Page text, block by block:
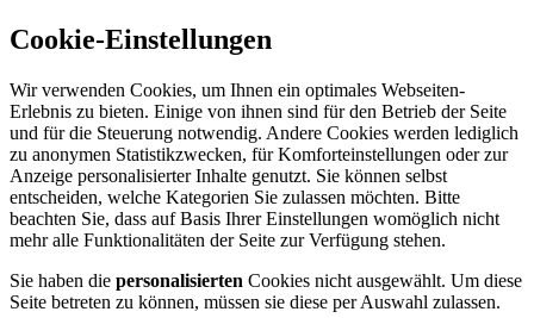
Cookie-Einstellungen
Wir verwenden Cookies, um Ihnen ein optimales Webseiten-
Erlebnis zu bieten. Einige von ihnen sind für den Betrieb der Seite
und für die Steuerung notwendig. Andere Cookies werden lediglich
zu anonymen Statistikzwecken, für Komforteinstellungen oder zur
Anzeige personalisierter Inhalte genutzt. Sie können selbst
entscheiden, welche Kategorien Sie zulassen möchten. Bitte
beachten Sie, dass auf Basis Ihrer Einstellungen womöglich nicht
mehr alle Funktionalitäten der Seite zur Verfügung stehen.
Sie haben die personalisierten Cookies nicht ausgewählt. Um diese
Seite betreten zu können, müssen sie diese per Auswahl zulassen.